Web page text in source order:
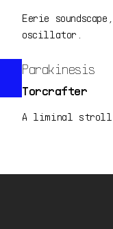
Eerie
oscillator.
Parakinesis
Torcrafter
A liminal stroll